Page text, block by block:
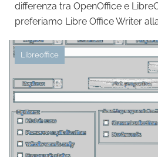
differenza tra OpenOffice e
preferiamo Libre Office Writer
Libreoffice